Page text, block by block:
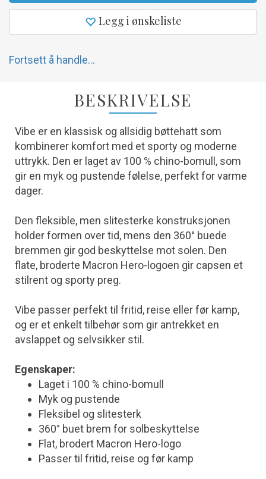
Legg i ønskeliste
Fortsett å handle...
BESKRIVELSE
Vibe er en klassisk og allsidig bøttehatt som
kombinerer komfort med et sporty og moderne
uttrykk. Den er laget av 100 % chino-bomull, som
gir en myk og pustende følelse, perfekt for varme
dager.
Den fleksible, men slitesterke konstruksjonen
holder formen over tid, mens den 360° buede
bremmen gir god beskyttelse mot solen. Den
flate, broderte Macron Hero-logoen gir capsen et
stilrent og sporty preg.
Vibe passer perfekt til fritid, reise eller før kamp,
og er et enkelt tilbehør som gir antrekket en
avslappet og selvsikker stil.
Egenskaper:
Laget i 100 % chino-bomull
Myk og pustende
Fleksibel og slitesterk
360° buet brem for solbeskyttelse
Flat, brodert Macron Hero-logo
Passer til fritid, reise og før kamp